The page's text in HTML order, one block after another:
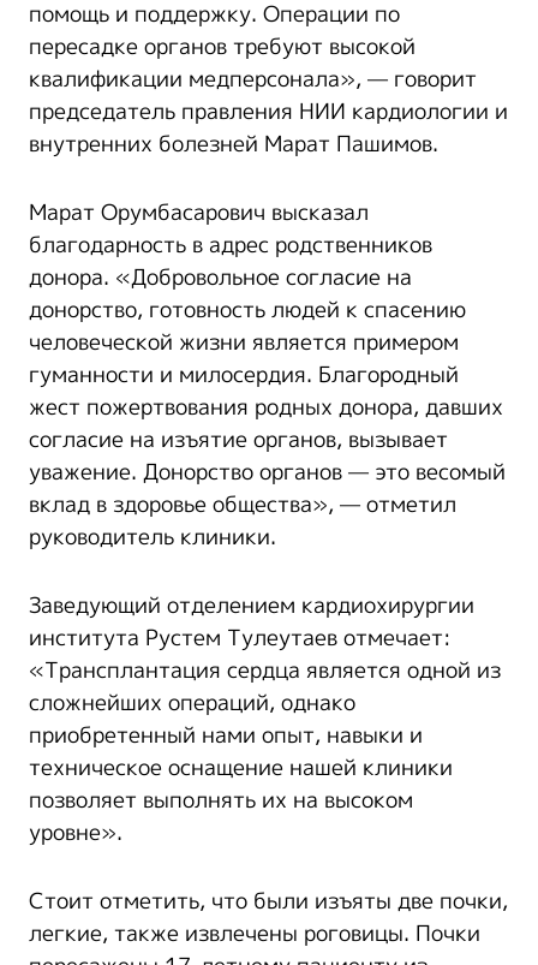
помощь и поддержку. Операции по
пересадке органов требуют высокой
квалификации медперсонала», — говорит
председатель правления НИИ кардиологии и
внутренних болезней Марат Пашимов.
Марат Орумбасарович высказал
благодарность в адрес родственников
донора. «Добровольное согласие на
донорство, готовность людей к спасению
человеческой жизни является примером
гуманности и милосердия. Благородный
жест пожертвования родных донора, давших
согласие на изъятие органов, вызывает
уважение. Донорство органов — это весомый
вклад в здоровье общества», — отметил
руководитель клиники.
Заведующий отделением кардиохирургии
института Рустем Тулеутаев отмечает:
«Трансплантация сердца является одной из
сложнейших операций, однако
приобретенный нами опыт, навыки и
техническое оснащение нашей клиники
позволяет выполнять их на высоком
уровне».
Стоит отметить, что были изъяты две почки,
легкие, также извлечены роговицы. Почки